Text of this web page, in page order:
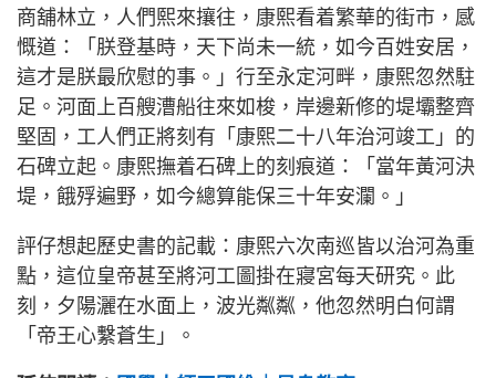
商舖林立，人們熙來攘往，康熙看着繁華的街市，感
慨道：「朕登基時，天下尚未一統，如今百姓安居，
這才是朕最欣慰的事。」行至永定河畔，康熙忽然駐
足。河面上百艘漕船往來如梭，岸邊新修的堤壩整齊
堅固，工人們正將刻有「康熙二十八年治河竣工」的
石碑立起。康熙撫着石碑上的刻痕道：「當年黃河決
堤，餓殍遍野，如今總算能保三十年安瀾。」
評仔想起歷史書的記載：康熙六次南巡皆以治河為重
點，這位皇帝甚至將河工圖掛在寢宮每天研究。此
刻，夕陽灑在水面上，波光粼粼，他忽然明白何謂
「帝王心繫蒼生」。